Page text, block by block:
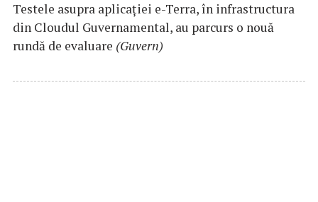
Testele asupra aplicaţiei e-Terra, în infrastructura
din Cloudul Guvernamental, au parcurs o nouă
rundă de evaluare (Guvern)